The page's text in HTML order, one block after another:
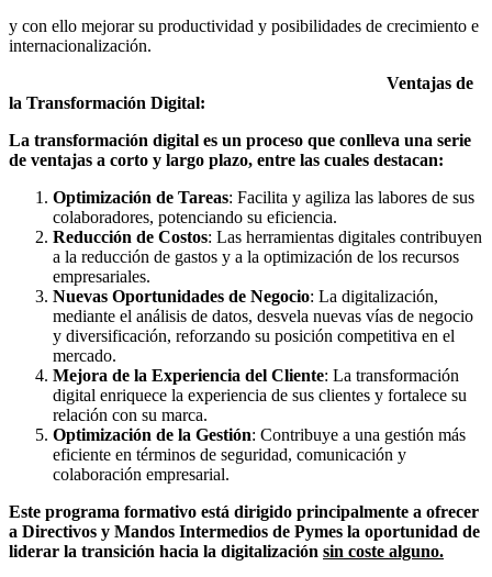
y con ello mejorar su productividad y posibilidades de crecimiento e
internacionalización.
Ventajas de
la Transformación Digital:
La transformación digital es un proceso que conlleva una serie
de ventajas a corto y largo plazo, entre las cuales destacan:
Optimización de Tareas: Facilita y agiliza las labores de sus
colaboradores, potenciando su eficiencia.
Reducción de Costos: Las herramientas digitales contribuyen
a la reducción de gastos y a la optimización de los recursos
empresariales.
Nuevas Oportunidades de Negocio: La digitalización,
mediante el análisis de datos, desvela nuevas vías de negocio
y diversificación, reforzando su posición competitiva en el
mercado.
Mejora de la Experiencia del Cliente: La transformación
digital enriquece la experiencia de sus clientes y fortalece su
relación con su marca.
Optimización de la Gestión: Contribuye a una gestión más
eficiente en términos de seguridad, comunicación y
colaboración empresarial.
Este programa formativo está dirigido principalmente a ofrecer
a Directivos y Mandos Intermedios de Pymes la oportunidad de
liderar la transición hacia la digitalización sin coste alguno.